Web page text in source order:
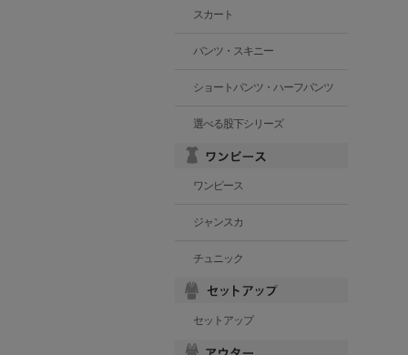
スカート
パンツ・スキニー
ショートパンツ・ハーフパンツ
選べる股下シリーズ
ワンピース
ジャンスカ
チュニック
セットアップ